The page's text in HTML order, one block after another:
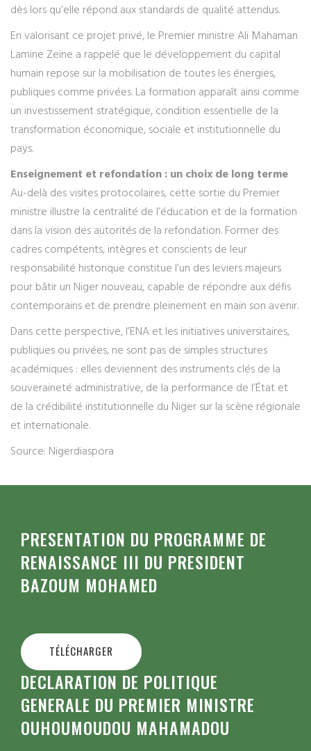
dès lors qu’elle répond aux standards de qualité attendus.
En valorisant ce projet privé, le Premier ministre Ali Mahaman
Lamine Zeine a rappelé que le développement du capital
humain repose sur la mobilisation de toutes les énergies,
publiques comme privées. La formation apparaît ainsi comme
un investissement stratégique, condition essentielle de la
transformation économique, sociale et institutionnelle du
pays.
Enseignement et refondation : un choix de long terme
Au-delà des visites protocolaires, cette sortie du Premier
ministre illustre la centralité de l’éducation et de la formation
dans la vision des autorités de la refondation. Former des
cadres compétents, intègres et conscients de leur
responsabilité historique constitue l’un des leviers majeurs
pour bâtir un Niger nouveau, capable de répondre aux défis
contemporains et de prendre pleinement en main son avenir.
Dans cette perspective, l’ENA et les initiatives universitaires,
publiques ou privées, ne sont pas de simples structures
académiques : elles deviennent des instruments clés de la
souveraineté administrative, de la performance de l’État et
de la crédibilité institutionnelle du Niger sur la scène régionale
et internationale.
Source: Nigerdiaspora
PRESENTATION DU PROGRAMME DE
RENAISSANCE III DU PRESIDENT
BAZOUM MOHAMED
TÉLÉCHARGER
DECLARATION DE POLITIQUE
GENERALE DU PREMIER MINISTRE
OUHOUMOUDOU MAHAMADOU